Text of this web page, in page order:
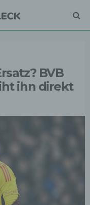
BVB
ihn direkt